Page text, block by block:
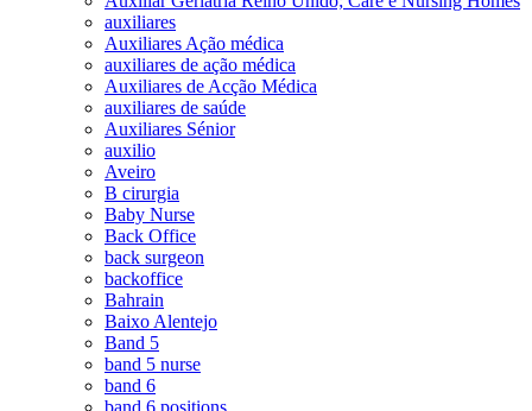
auxiliares
Auxiliares Ação médica
auxiliares de ação médica
Auxiliares de Acção Médica
auxiliares de saúde
Auxiliares Sénior
auxilio
Aveiro
B cirurgia
Baby Nurse
Back Office
back surgeon
backoffice
Bahrain
Baixo Alentejo
Band 5
band 5 nurse
band 6
band 6 positions